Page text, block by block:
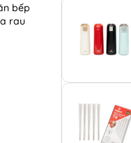
bếp
rau